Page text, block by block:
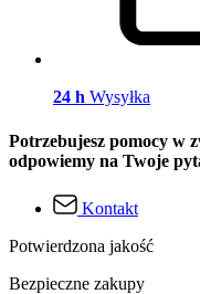
24 h Wysyłka
Potrzebujesz pomocy w
odpowiemy na Twoje
Kontakt
Potwierdzona jakość
Bezpieczne zakupy